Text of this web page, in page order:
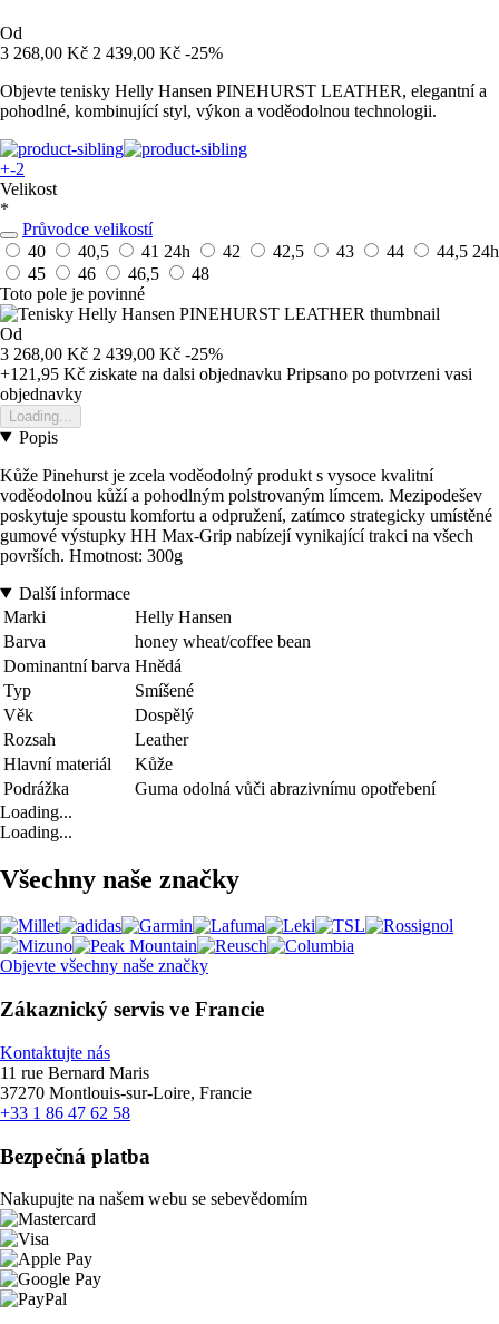
Od
3 268,00 Kč 2 439,00 Kč -25%
Objevte tenisky Helly Hansen PINEHURST LEATHER, elegantní a
pohodlné, kombinující styl, výkon a voděodolnou technologii.
+-2
Velikost
*
Průvodce velikostí
40
40,5 41 24h 42 42,5 43 44 44,5 24h
45
46 46,5
48
Toto pole je povinné
Od
3 268,00 Kč 2 439,00 Kč -25%
+121,95 Kč ziskate na dalsi objednavku Pripsano po potvrzeni vasi
objednavky
Loading...
Popis
Kůže Pinehurst je zcela voděodolný produkt s vysoce kvalitní
voděodolnou kůží a pohodlným polstrovaným límcem. Mezipodešev
poskytuje spoustu komfortu a odpružení, zatímco strategicky umístěné
gumové výstupky HH Max-Grip nabízejí vynikající trakci na všech
površích. Hmotnost: 300g
Další informace
Marki
Helly Hansen
Barva
honey wheat/coffee bean
Dominantní barva Hnědá
Typ
Smíšené
Věk
Dospělý
Rozsah
Leather
Hlavní materiál
Kůže
Podrážka
Guma odolná vůči abrazivnímu opotřebení
Loading...
Loading...
Všechny naše značky
Objevte všechny naše značky
Zákaznický servis ve Francie
Kontaktujte nás
11 rue Bernard Maris
37270 Montlouis-sur-Loire, Francie
+33 1 86 47 62 58
Bezpečná platba
Nakupujte na našem webu se sebevědomím